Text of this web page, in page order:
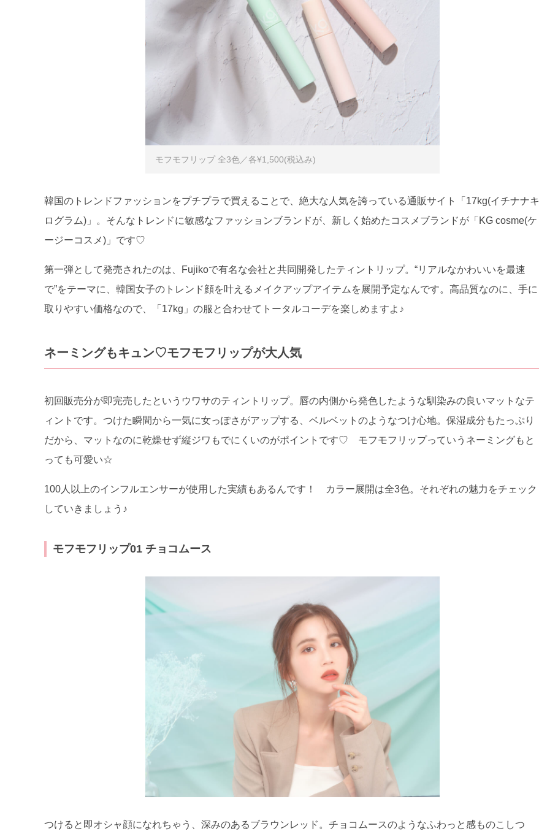
モフモフリップ 全3色／各¥1,500(税込み)
韓国のトレンドファッションをプチプラで買えることで、絶大な人気を誇っている通販サイト「17kg(イチナナキ
ログラム)」。そんなトレンドに敏感なファッションブランドが、新しく始めたコスメブランドが「KG cosme(ケ
ージーコスメ)」です♡
第一弾として発売されたのは、Fujikoで有名な会社と共同開発したティントリップ。“リアルなかわいいを最速
で”をテーマに、韓国女子のトレンド顔を叶えるメイクアップアイテムを展開予定なんです。高品質なのに、手に
取りやすい価格なので、「17kg」の服と合わせてトータルコーデを楽しめますよ♪
ネーミングもキュン♡モフモフリップが大人気
初回販売分が即完売したというウワサのティントリップ。唇の内側から発色したような馴染みの良いマットなテ
ィントです。つけた瞬間から一気に女っぽさがアップする、ベルベットのようなつけ心地。保湿成分もたっぷり
だから、マットなのに乾燥せず縦ジワもでにくいのがポイントです♡ モフモフリップっていうネーミングもと
っても可愛い☆
100人以上のインフルエンサーが使用した実績もあるんです！ カラー展開は全3色。それぞれの魅力をチェック
していきましょう♪
モフモフリップ01 チョコムース
つけると即オシャ顔になれちゃう、深みのあるブラウンレッド。チョコムースのようなふわっと感ものこしつ